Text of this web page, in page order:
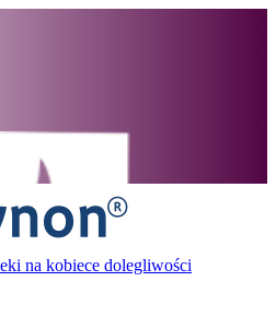
na kobiece dolegliwości